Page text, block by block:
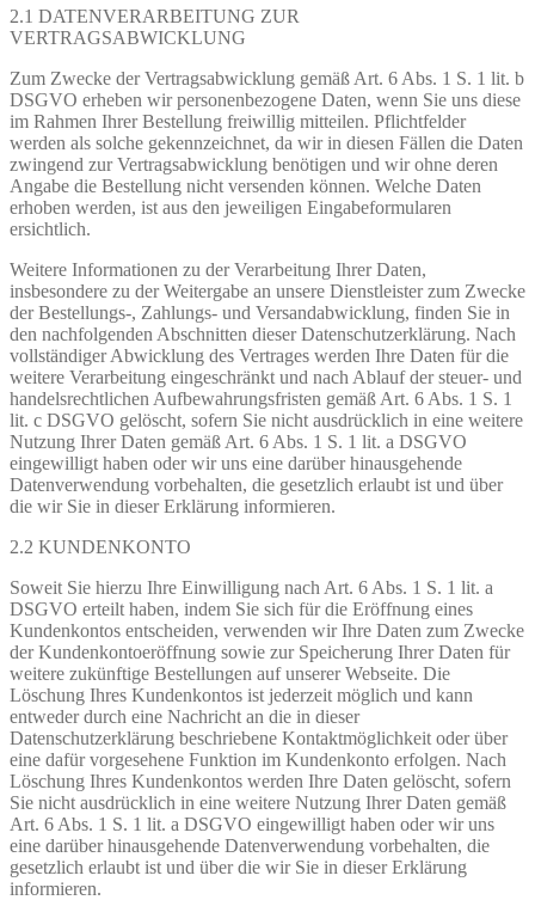
2.1 DATENVERARBEITUNG ZUR
VERTRAGSABWICKLUNG
Zum Zwecke der Vertragsabwicklung gemäß Art. 6 Abs. 1 S. 1 lit. b
DSGVO erheben wir personenbezogene Daten, wenn Sie uns diese
im Rahmen Ihrer Bestellung freiwillig mitteilen. Pflichtfelder
werden als solche gekennzeichnet, da wir in diesen Fällen die Daten
zwingend zur Vertragsabwicklung benötigen und wir ohne deren
Angabe die Bestellung nicht versenden können. Welche Daten
erhoben werden, ist aus den jeweiligen Eingabeformularen
ersichtlich.
Weitere Informationen zu der Verarbeitung Ihrer Daten,
insbesondere zu der Weitergabe an unsere Dienstleister zum Zwecke
der Bestellungs-, Zahlungs- und Versandabwicklung, finden Sie in
den nachfolgenden Abschnitten dieser Datenschutzerklärung. Nach
vollständiger Abwicklung des Vertrages werden Ihre Daten für die
weitere Verarbeitung eingeschränkt und nach Ablauf der steuer- und
handelsrechtlichen Aufbewahrungsfristen gemäß Art. 6 Abs. 1 S. 1
lit. c DSGVO gelöscht, sofern Sie nicht ausdrücklich in eine weitere
Nutzung Ihrer Daten gemäß Art. 6 Abs. 1 S. 1 lit. a DSGVO
eingewilligt haben oder wir uns eine darüber hinausgehende
Datenverwendung vorbehalten, die gesetzlich erlaubt ist und über
die wir Sie in dieser Erklärung informieren.
2.2 KUNDENKONTO
Soweit Sie hierzu Ihre Einwilligung nach Art. 6 Abs. 1 S. 1 lit. a
DSGVO erteilt haben, indem Sie sich für die Eröffnung eines
Kundenkontos entscheiden, verwenden wir Ihre Daten zum Zwecke
der Kundenkontoeröffnung sowie zur Speicherung Ihrer Daten für
weitere zukünftige Bestellungen auf unserer Webseite. Die
Löschung Ihres Kundenkontos ist jederzeit möglich und kann
entweder durch eine Nachricht an die in dieser
Datenschutzerklärung beschriebene Kontaktmöglichkeit oder über
eine dafür vorgesehene Funktion im Kundenkonto erfolgen. Nach
Löschung Ihres Kundenkontos werden Ihre Daten gelöscht, sofern
Sie nicht ausdrücklich in eine weitere Nutzung Ihrer Daten gemäß
Art. 6 Abs. 1 S. 1 lit. a DSGVO eingewilligt haben oder wir uns
eine darüber hinausgehende Datenverwendung vorbehalten, die
gesetzlich erlaubt ist und über die wir Sie in dieser Erklärung
informieren.